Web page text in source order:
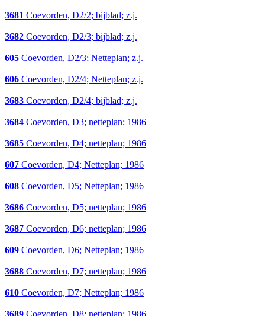
3681 Coevorden, D2/2; bijblad; z.j.
3682 Coevorden, D2/3; bijblad; z.j.
605 Coevorden, D2/3; Netteplan; z.j.
606 Coevorden, D2/4; Netteplan; z.j.
3683 Coevorden, D2/4; bijblad; z.j.
3684 Coevorden, D3; netteplan; 1986
3685 Coevorden, D4; netteplan; 1986
607 Coevorden, D4; Netteplan; 1986
608 Coevorden, D5; Netteplan; 1986
3686 Coevorden, D5; netteplan; 1986
3687 Coevorden, D6; netteplan; 1986
609 Coevorden, D6; Netteplan; 1986
3688 Coevorden, D7; netteplan; 1986
610 Coevorden, D7; Netteplan; 1986